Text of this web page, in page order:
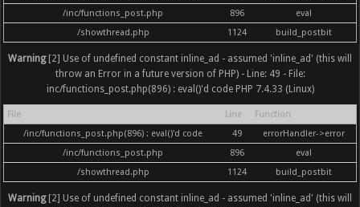
/inc/functions_post.php
896
eval
/showthread.php
1124 build_postbit
Warning[2] Use of undefined constant inline_ad - assumed 'inline_ad' (this will
throw an Error in a future version of PHP) - Line: 49 - File:
inc/functions_post.php(896) : eval()'d code PHP 7.4.33 (Linux)
File Line
Function
/inc/functions_post.php(896) : eval()'d code
49
errorHandler->error
/inc/functions_post.php
896
eval
/showthread.php
1124 build_postbit
Warning[2] Use of undefined constant inline_ad - assumed 'inline_ad' (this will